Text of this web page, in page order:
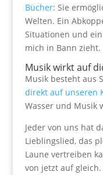
Bücher: Sie
Welten. Ein
Situationen und
mich in Bann zieht.
Musik wirkt auf
Musik besteht aus
direkt auf unseren
Wasser und Musik
Jeder von uns hat
Lieblingslied, das
Laune vertreiben
von jetzt auf